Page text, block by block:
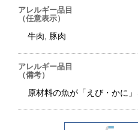
アレルギー品目
（任意表示）
牛肉, 豚肉
アレルギー品目
（備考）
原材料の魚が「えび・かに